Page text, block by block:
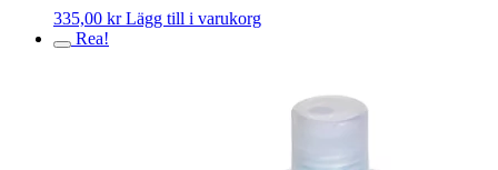
335,00 kr Lägg till i varukorg
Rea!